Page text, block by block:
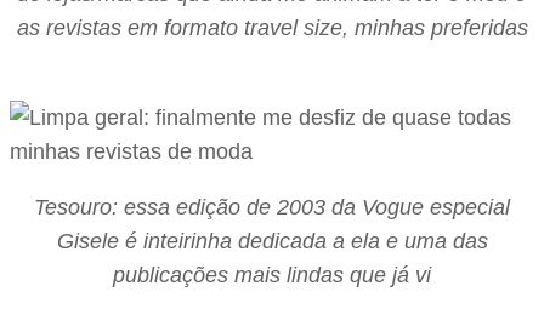
as revistas em formato travel size, minhas preferidas
Tesouro: essa edição de 2003 da Vogue especial
Gisele é inteirinha dedicada a ela e uma das
publicações mais lindas que já vi